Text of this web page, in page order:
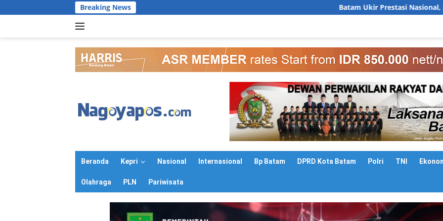
ke
Breaking News Batam Ukir Prestasi Nasional, Sekda Firmansyah
Beranda Kepri Nasional Internasional Bp Batam DPRD Kota Batam Polri TNI
Olahraga PLN Pariwisata